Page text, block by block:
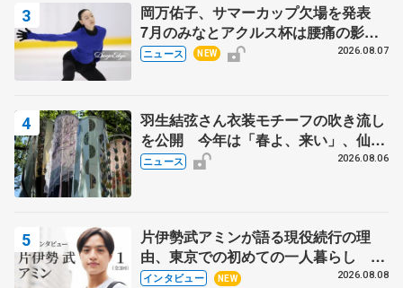
岡万佑子、サマーカップ欠場を発表
7月のみなとアクルス杯は腰痛の影響
で
ニュース NEW 2026.08.07
羽生結弦さん衣装モチーフの吹き流し
を公開 今年は「春よ、来い」、仙台
の瑞鳳殿
ニュース 2026.08.06
片伊勢武アミンが語る現役続行の理
由、東京での初めての一人暮らし 注
目スケーターの「今」に迫る
インタビュー NEW 2026.08.08